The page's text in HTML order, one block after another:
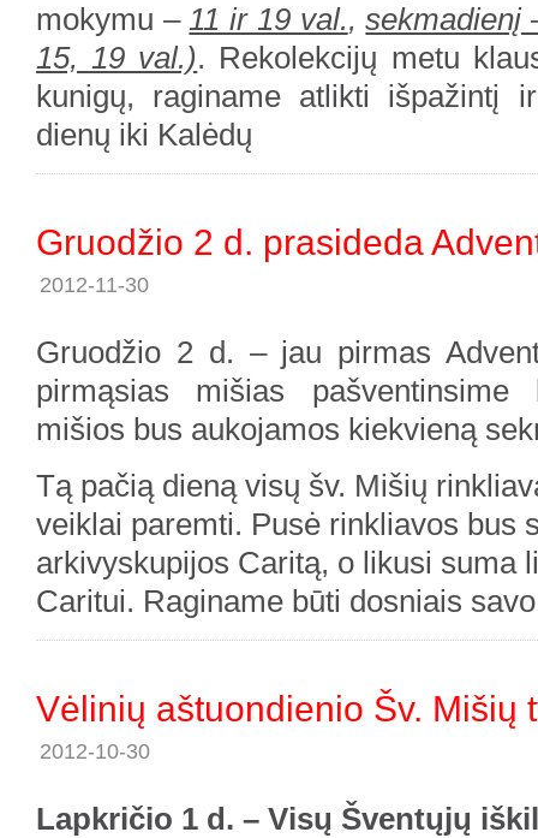
mokymu –11 ir 19 val.,sekmadienį
15, 19 val.). Rekolekcijų metu
kunigų, raginame atlikti išpažintį
dienų iki Kalėdų
Gruodžio 2 d. prasideda
2012-11-30
Gruodžio 2 d. – jau pirmas
pirmąsias mišias pašventinsime
mišios bus aukojamos kiekvieną
Tą pačią dieną visų šv. Mišių
veiklai paremti. Pusė rinkliavos bus
arkivyskupijos Caritą, o likusi suma
Caritui. Raginame būti dosniais
Vėlinių aštuondienio Šv. Mišių
2012-10-30
Lapkričio 1 d. – Visų Šventųjų